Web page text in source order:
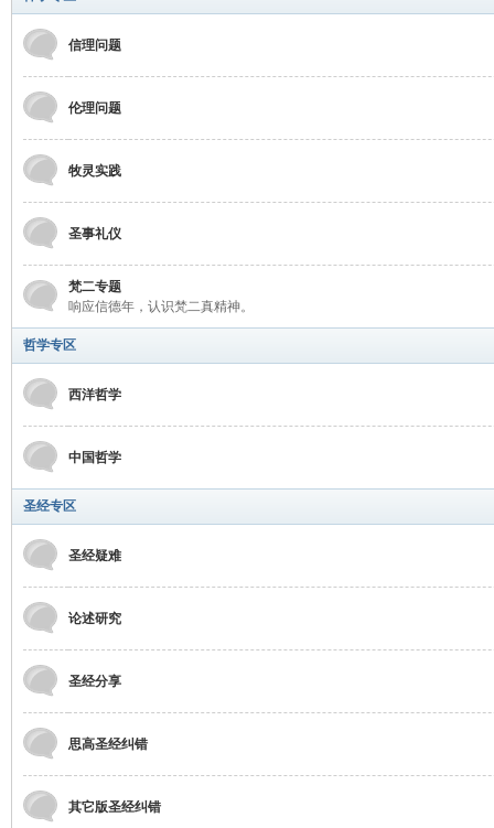
信理问题
伦理问题
牧灵实践
圣事礼仪
梵二专题
响应信德年，认识梵二真精神。
哲学专区
西洋哲学
中国哲学
圣经专区
圣经疑难
论述研究
圣经分享
思高圣经纠错
其它版圣经纠错